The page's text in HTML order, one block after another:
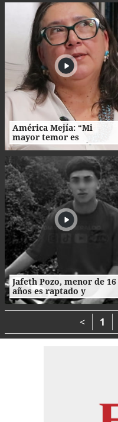
2027
América Mejía: “Mi
mayor temor es
traicionarme a mí
misma"
Jafeth Pozo, menor de 16
años es raptado y
asesinado tras cita en
Tegucigalpa
< 1